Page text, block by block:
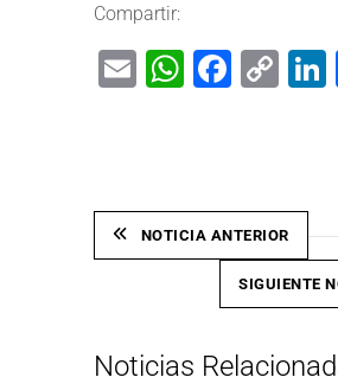
Compartir:
Email
NOTICIA ANTERIOR
SIGUIENTE
Noticias